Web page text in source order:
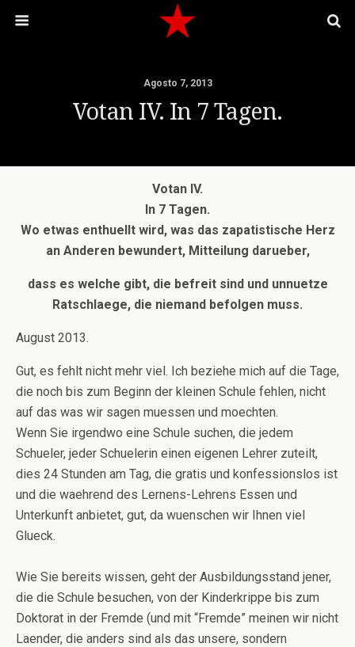
Agosto 7, 2013
Votan IV. In 7 Tagen.
Votan IV.
In 7 Tagen.
Wo etwas enthuellt wird, was das zapatistische Herz
an Anderen bewundert, Mitteilung darueber,
dass es welche gibt, die befreit sind und unnuetze
Ratschlaege, die niemand befolgen muss.
August 2013.
Gut, es fehlt nicht mehr viel. Ich beziehe mich auf die Tage,
die noch bis zum Beginn der kleinen Schule fehlen, nicht
auf das was wir sagen muessen und moechten.
Wenn Sie irgendwo eine Schule suchen, die jedem
Schueler, jeder Schuelerin einen eigenen Lehrer zuteilt,
dies 24 Stunden am Tag, die gratis und konfessionslos ist
und die waehrend des Lernens-Lehrens Essen und
Unterkunft anbietet, gut, da wuenschen wir Ihnen viel
Glueck.
Wie Sie bereits wissen, geht der Ausbildungsstand jener,
die die Schule besuchen, von der Kinderkrippe bis zum
Doktorat in der Fremde (und mit “Fremde” meinen wir nicht
Laender, die anders sind als das unsere, sondern